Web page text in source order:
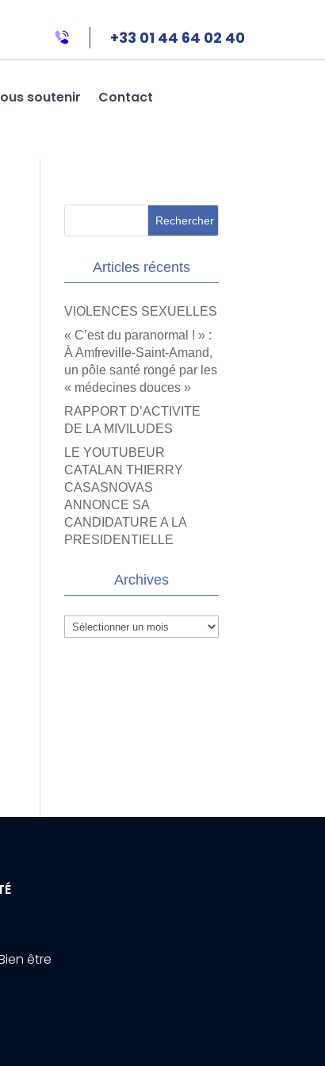
+33 01 44 64 02 40
soutenir Contact
Articles récents
VIOLENCES SEXUELLES
« C’est du paranormal ! » :
À Amfreville-Saint-Amand,
un pôle santé rongé par les
« médecines douces »
RAPPORT D’ACTIVITE
DE LA MIVILUDES
LE YOUTUBEUR
CATALAN THIERRY
CASASNOVAS
ANNONCE SA
CANDIDATURE A LA
PRESIDENTIELLE
Archives
Archives
être